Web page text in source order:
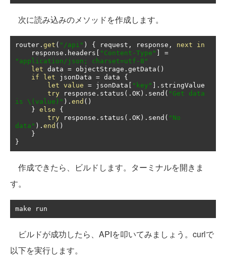
次に読み込みのメソッドを作成します。
router . get ( "/api" ) { request , response , next
in
    response
. headers "Content-Type"
=
"application/json; charset=utf-8"
let data = objectStrage . getData ()
if
let jsonData = data {
let value = jsonData "key" ]. stringValue
try response . status (. OK ). send ( "Get data
is \(value)" ). end ()
} else
{
try response . status (. OK ). send ( "No
data" ). end ()
}
}
作成できたら、ビルドします。ターミナルを開きま
す。
make run
ビルドが成功したら、APIを叩いてみましょう。curlで
以下を実行します。